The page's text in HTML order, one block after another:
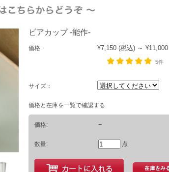
ビアカップ -能作-
価格: ¥7,150 (税込) ～ ¥11,000
5件
サイズ：
価格と在庫を一覧で確認する
価格: −
数量: 点